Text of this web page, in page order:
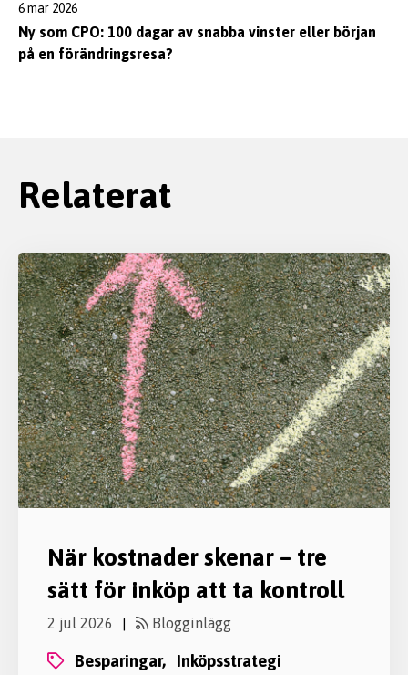
6 mar 2026
Ny som CPO: 100 dagar av snabba vinster eller början
på en förändringsresa?
Relaterat
När kostnader skenar – tre
sätt för inköp att ta kontroll
2 jul 2026 | Blogginlägg
besparingar, inköpsstrategi